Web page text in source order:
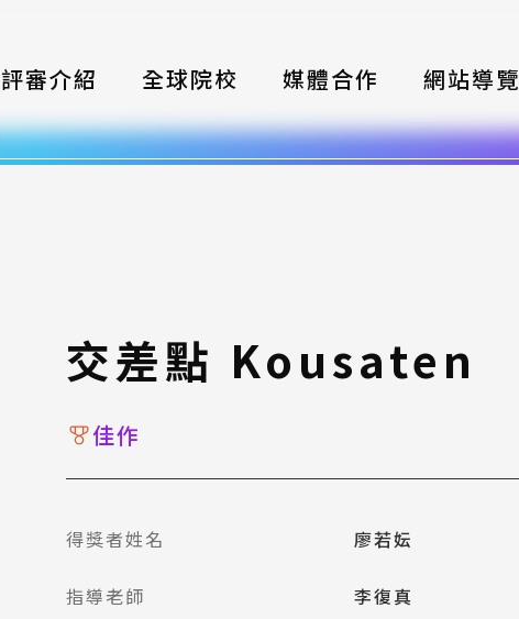
評審介紹 全球院校 媒體合作 網站導覽
交差點 Kousaten
佳作
得獎者姓名 廖若妘
指導老師 李復真